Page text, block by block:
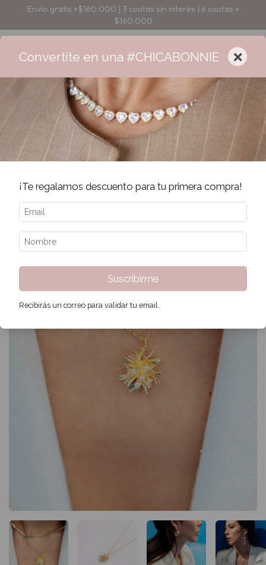
Envío gratis +$160.000 | 3 cuotas sin interés | 6 cuotas +
$160.000
Convertite en una #CHICABONNIE ×
¡Te regalamos descuento para tu primera compra!
Suscribirme
Recibirás un correo para validar tu email.